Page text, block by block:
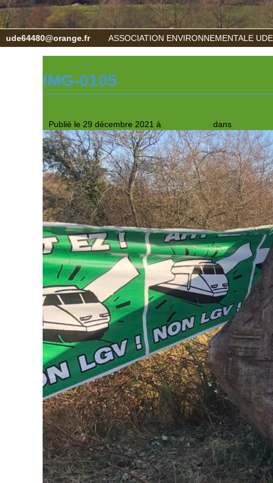
ASSOCIATION ENVIRONNEMENTALE
ude64480@orange.fr
IMG-0105
Publié le 29 décembre 2021 à dans